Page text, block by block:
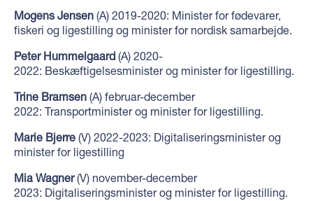
Mogens Jensen (A) 2019-2020: Minister for fødevarer,
fiskeri og ligestilling og minister for nordisk samarbejde.
Peter Hummelgaard (A) 2020-
2022: Beskæftigelsesminister og minister for ligestilling.
Trine Bramsen (A) februar-december
2022: Transportminister og minister for ligestilling.
Marie Bjerre (V) 2022-2023: Digitaliseringsminister og
minister for ligestilling
Mia Wagner(V) november-december
2023: Digitaliseringsminister og minister for ligestilling.